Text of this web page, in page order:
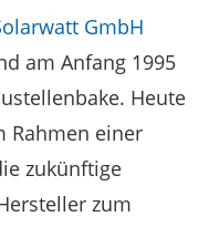
GmbH
am Anfang 1995
Heute
Rahmen einer
zukünftige
zum